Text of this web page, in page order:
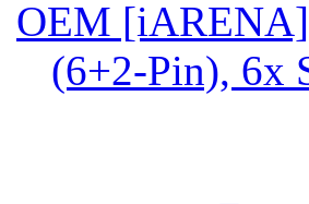
OEM
(6+2-Pin), 6x